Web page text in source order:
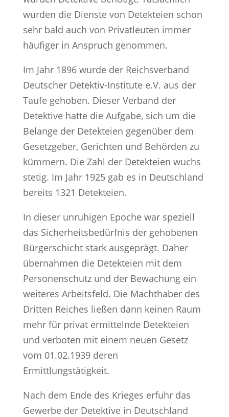
wurden die Dienste von Detekteien schon
sehr bald auch von Privatleuten immer
häufiger in Anspruch genommen.
Im Jahr 1896 wurde der Reichsverband
Deutscher Detektiv-Institute e.V. aus der
Taufe gehoben. Dieser Verband der
Detektive hatte die Aufgabe, sich um die
Belange der Detekteien gegenüber dem
Gesetzgeber, Gerichten und Behörden zu
kümmern. Die Zahl der Detekteien wuchs
stetig. Im Jahr 1925 gab es in Deutschland
bereits 1321 Detekteien.
In dieser unruhigen Epoche war speziell
das Sicherheitsbedürfnis der gehobenen
Bürgerschicht stark ausgeprägt. Daher
übernahmen die Detekteien mit dem
Personenschutz und der Bewachung ein
weiteres Arbeitsfeld. Die Machthaber des
Dritten Reiches ließen dann keinen Raum
mehr für privat ermittelnde Detekteien
und verboten mit einem neuen Gesetz
vom 01.02.1939 deren
Ermittlungstätigkeit.
Nach dem Ende des Krieges erfuhr das
Gewerbe der Detektive in Deutschland